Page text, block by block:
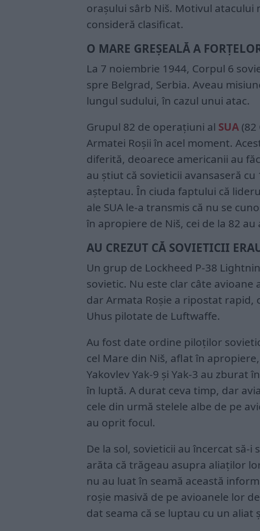
orașului sârb Niš. Motivul atacului
consideră clasificat.
O MARE GREȘEALĂ A
La 7 noiembrie 1944, Corpul 6
spre Belgrad, Serbia. Aveau
lungul sudului, în cazul unui atac.
Grupul 82 de operațiuni al SUA
Armatei Roșii în acel moment.
diferită, deoarece americanii au
au știut că sovieticii avansaseră
așteptau. În ciuda faptului că
ale SUA le-a transmis că nu se
în apropiere de Niš, cei de la 82 au
AU CREZUT CĂ SOVIETICII
Un grup de Lockheed P-38
sovietic. Nu este clar câte
dar Armata Roșie a ripostat rapid,
Uhus pilotate de Luftwaffe.
Au fost date ordine piloților
cel Mare din Niš, aflat în
Yakovlev Yak-9 și Yak-3 au zburat
în luptă. A durat ceva timp, dar
cele din urmă stelele albe de pe
au oprit focul.
De la sol, sovieticii au încercat să-
arăta că trăgeau asupra aliaților
nu au luat în seamă această
roșie masivă de pe avioanele lor
dat seama că se luptau cu un aliat